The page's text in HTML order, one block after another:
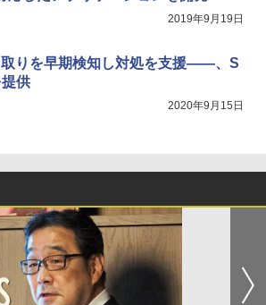
2019年9月19日
りを早期検知し対処を支援――、S
供
2020年9月15日